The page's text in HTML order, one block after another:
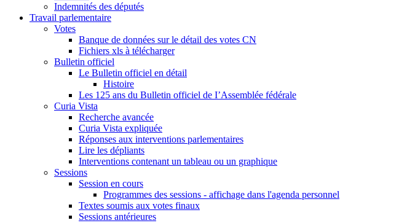
Indemnités des députés
Travail parlementaire
Votes
Banque de données sur le détail des votes CN
Fichiers xls à télécharger
Bulletin officiel
Le Bulletin officiel en détail
Histoire
Les 125 ans du Bulletin officiel de I’Assemblée fédérale
Curia Vista
Recherche avancée
Curia Vista expliquée
Réponses aux interventions parlementaires
Lire les dépliants
Interventions contenant un tableau ou un graphique
Sessions
Session en cours
Programmes des sessions - affichage dans l'agenda personnel
Textes soumis aux votes finaux
Sessions antérieures